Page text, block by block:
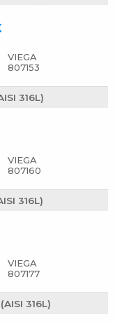
VIEGA
807153
316L)
VIEGA
807160
316L)
VIEGA
807177
316L)